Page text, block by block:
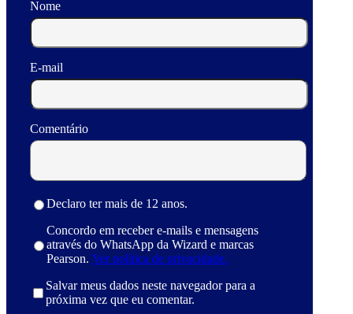
Nome
E-mail
Comentário
Declaro ter mais de 12 anos.
Concordo em receber e-mails e mensagens
através do WhatsApp da Wizard e marcas
Pearson. Ver política de privacidade.
Salvar meus dados neste navegador para a
próxima vez que eu comentar.